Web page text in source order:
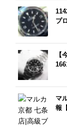
プ
【
マ
報